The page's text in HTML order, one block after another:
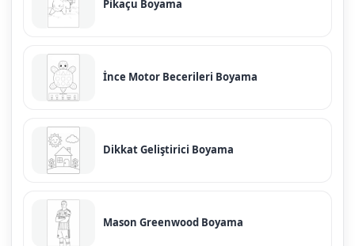
Pikaçu Boyama
İnce Motor Becerileri Boyama
Dikkat Geliştirici Boyama
Mason Greenwood Boyama